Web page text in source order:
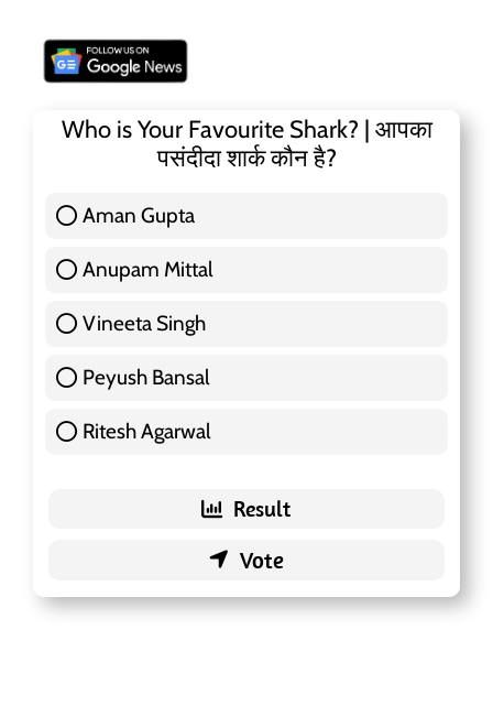
Who is Your Favourite Shark? | आपका
पसंदीदा शार्क कौन है?
Aman Gupta
Anupam Mittal
Vineeta Singh
Peyush Bansal
Ritesh Agarwal